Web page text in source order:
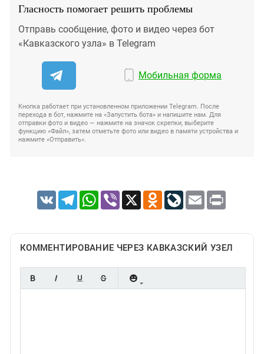
Гласность помогает решить проблемы
Отправь сообщение, фото и видео через бот
«Кавказского узла» в Telegram
Мобильная форма
Кнопка работает при установленном приложении Telegram. После
перехода в бот, нажмите на «Запустить бота» и напишите нам. Для
отправки фото и видео — нажмите на значок скрепки, выберите
функцию «Файл», затем отметьте фото или видео в памяти устройства и
нажмите «Отправить».
VK TelegramWhatsApp
Viber X Odnoklassniki
LiveJournal
Email Print
КОММЕНТИРОВАНИЕ ЧЕРЕЗ КАВКАЗСКИЙ УЗЕЛ